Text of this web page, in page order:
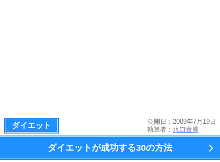
ダイエット
公開日：2009年7月19日
執筆者： 水口貴博
ダイエットが成功する30の方法